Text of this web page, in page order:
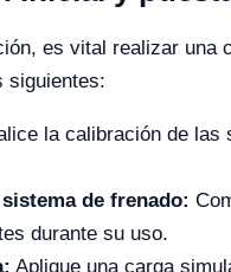
es vital realizar una
siguientes:
la calibración de
de frenado:
durante su uso.
Aplique una carga